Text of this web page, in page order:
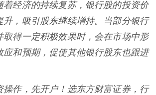
着经济的持续复苏，银行股的投资价
升，吸引股东继续增持。当部分银行
取得一定积极效果时，会在市场中形
应和预期，促使其他银行股东也跟进
作，先开户！选东方财富证券，行